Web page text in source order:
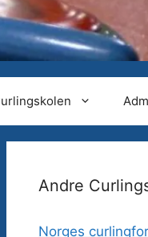
Andre
Norges